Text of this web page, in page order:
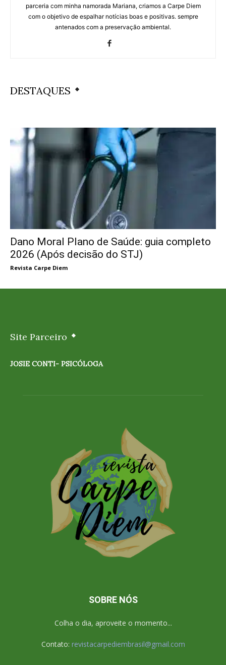
parceria com minha namorada Mariana, criamos a Carpe Diem
com o objetivo de espalhar notícias boas e positivas. sempre
antenados com a preservação ambiental.
DESTAQUES
Dano Moral Plano de Saúde: guia completo
2026 (Após decisão do STJ)
Revista Carpe Diem
Site Parceiro
JOSIE CONTI- PSICÓLOGA
SOBRE NÓS
Colha o dia, aproveite o momento...
Contato: revistacarpediembrasil@gmail.com